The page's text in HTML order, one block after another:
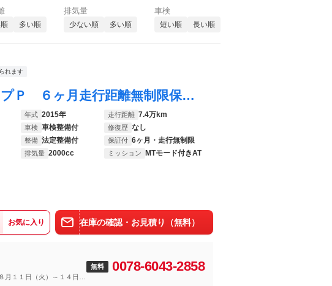
多い順
排気量
少ない順 多い順
車検
短い順 長い順
れます
スカイライン ２００ＧＴ－ｔタイプＰ ６ヶ月走行距離無制限保証付 純正ＳＤナビ フルセグＴＶ 全周囲カメラ ＥＴＣ 本革シート シートヒーター レーダークルーズコントロール 衝突軽減ブレーキ Ｂｌｕｅｔｏｏｔｈ ＬＥＤヘッドライト 禁煙車
年式 2015年 走行距離 7.4万km
車検 車検整備付 修復歴 なし
整備 法定整備付 保証付 6ヶ月・走行無制限
排気量 2000cc ミッション MTモード付きAT
お気に入り 在庫の確認・お見積り（無料）
１１日（火）～１４日
無料 0078-6043-2858